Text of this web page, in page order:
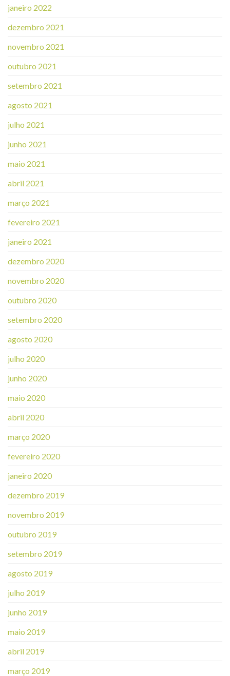
janeiro 2022
dezembro 2021
novembro 2021
outubro 2021
setembro 2021
agosto 2021
julho 2021
junho 2021
maio 2021
abril 2021
março 2021
fevereiro 2021
janeiro 2021
dezembro 2020
novembro 2020
outubro 2020
setembro 2020
agosto 2020
julho 2020
junho 2020
maio 2020
abril 2020
março 2020
fevereiro 2020
janeiro 2020
dezembro 2019
novembro 2019
outubro 2019
setembro 2019
agosto 2019
julho 2019
junho 2019
maio 2019
abril 2019
março 2019